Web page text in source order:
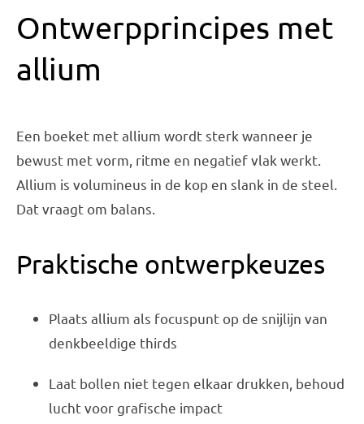
Ontwerpprincipes met
allium
Een boeket met allium wordt sterk wanneer je
bewust met vorm, ritme en negatief vlak werkt.
Allium is volumineus in de kop en slank in de steel.
Dat vraagt om balans.
Praktische ontwerpkeuzes
Plaats allium als focuspunt op de snijlijn van
denkbeeldige thirds
Laat bollen niet tegen elkaar drukken, behoud
lucht voor grafische impact